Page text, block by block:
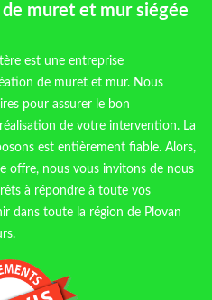
muret et mur siégée
est une entreprise
de muret et mur. Nous
pour assurer le bon
de votre intervention. La
est entièrement fiable. Alors,
offre, nous vous invitons de nous
à répondre à toute vos
dans toute la région de Plovan